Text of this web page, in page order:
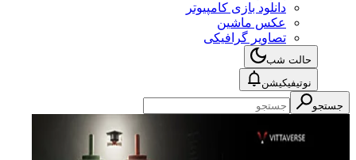
دانلود بازی کامپیوتر
عکس ماشین
تصاویر گرافیکی
حالت شب
نوتیفیکیشن
جستجو